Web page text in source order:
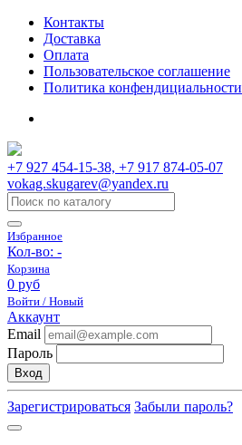
Контакты
Доставка
Оплата
Пользовательское соглашение
Политика конфендициальности
+7 927 454-15-38, +7 917 874-05-07
vokag.skugarev@yandex.ru
Избранное
Кол-во: -
Корзина
0 руб
Войти / Новый
Аккаунт
Email
Пароль
Вход
Зарегистрироваться Забыли пароль?